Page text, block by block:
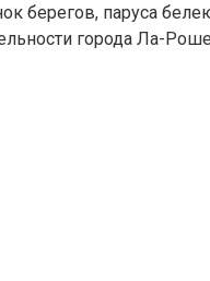
паруса
города Ла-